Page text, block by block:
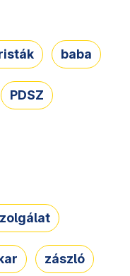
baba
PDSZ
zászló